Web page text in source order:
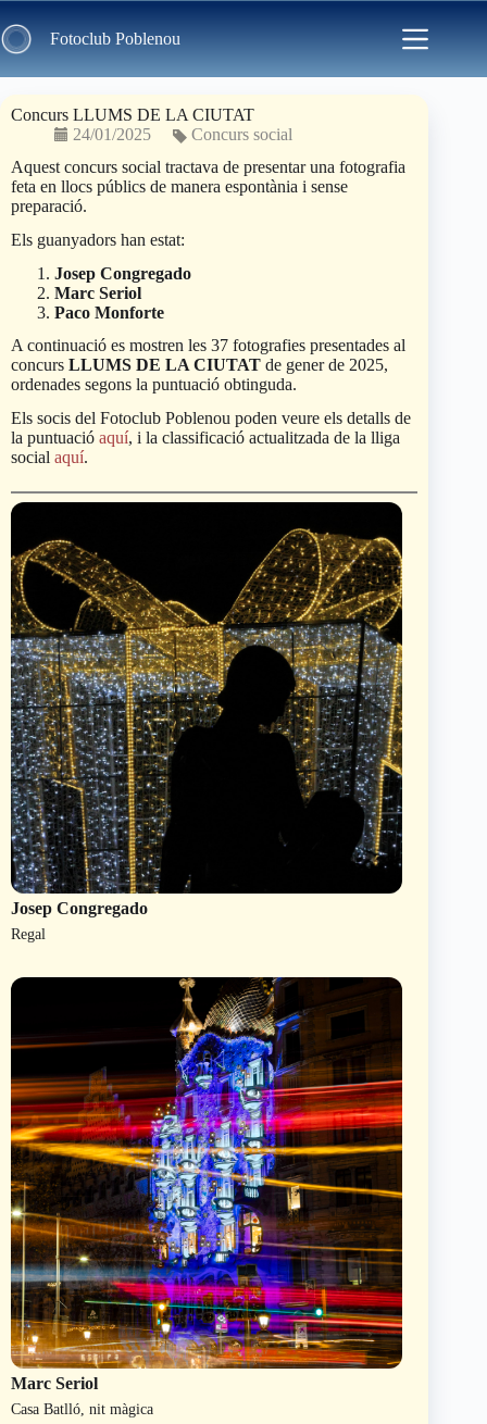
to
content Fotoclub Poblenou
Concurs LLUMS DE LA CIUTAT
24/01/2025
Concurs social
Aquest concurs social tractava de presentar una fotografia
feta en llocs públics de manera espontània i sense
preparació.
Els guanyadors han estat:
Josep Congregado
Marc Seriol
Paco Monforte
A continuació es mostren les 37 fotografies presentades al
concurs LLUMS DE LA CIUTAT de gener de 2025,
ordenades segons la puntuació obtinguda.
Els socis del Fotoclub Poblenou poden veure els detalls de
la puntuació aquí, i la classificació actualitzada de la lliga
social aquí.
Josep Congregado
Regal
Marc Seriol
Casa Batlló, nit màgica